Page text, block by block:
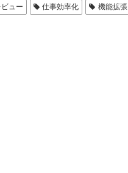
ビュー 仕事効率化 機能拡張